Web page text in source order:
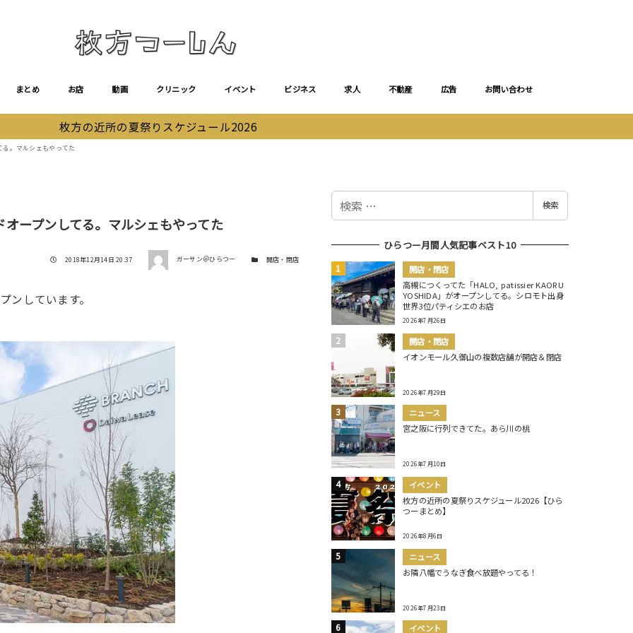
まとめ お店 動画 クリニック イベント ビジネス 求人 不動産 広告 お問い合わせ
枚方の近所の夏祭りスケジュール2026
。マルシェもやってた
ープンしてる。マルシェもやってた
投稿日
2018年12月14日 20:37 著者 ガーサン＠ひらつー カテゴリー開店・閉店
ンしています。
検
検索
ひらつー月間人気記事ベスト10
開店・閉店
高槻につくってた「HALO, patissier KAORU
YOSHIDA」がオープンしてる。シロモト出身
世界3位パティシエのお店
2026年7月26日
開店・閉店
イオンモール久御山の複数店舗が開店＆閉店
2026年7月29日
ニュース
宮之阪に行列できてた。あら川の桃
2026年7月10日
イベント
枚方の近所の夏祭りスケジュール2026【ひら
つーまとめ】
2026年8月6日
ニュース
お隣八幡でうなぎ食べ放題やってる！
2026年7月23日
イベント